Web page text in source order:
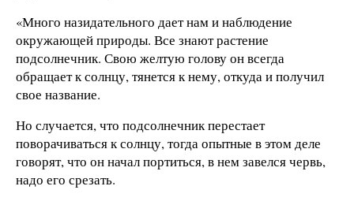
«Много назидательного дает нам и наблюдение
окружающей природы. Все знают растение
подсолнечник. Свою желтую голову он всегда
обращает к солнцу, тянется к нему, откуда и получил
свое название.
Но случается, что подсолнечник перестает
поворачиваться к солнцу, тогда опытные в этом деле
говорят, что он начал портиться, в нем завелся червь,
надо его срезать.